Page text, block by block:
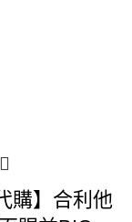
購】合利他